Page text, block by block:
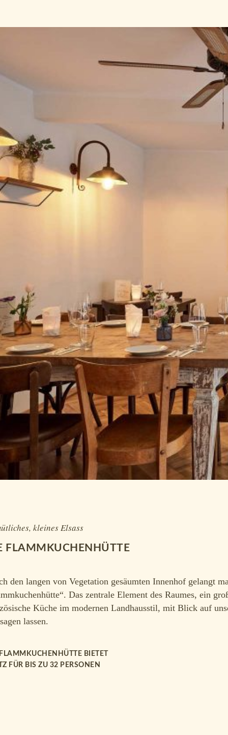
kleines Elsass
FLAMMKUCHENHÜTTE
den langen von Vegetation gesäumten Innenhof gelangt
Das zentrale Element des Raumes, ein
Küche im modernen Landhausstil, mit Blick auf
lassen.
BIETET
FÜR BIS ZU 32 PERSONEN